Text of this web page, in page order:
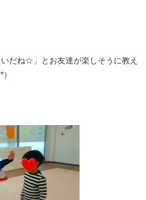
いだね☆」とお友達が楽しそうに教え